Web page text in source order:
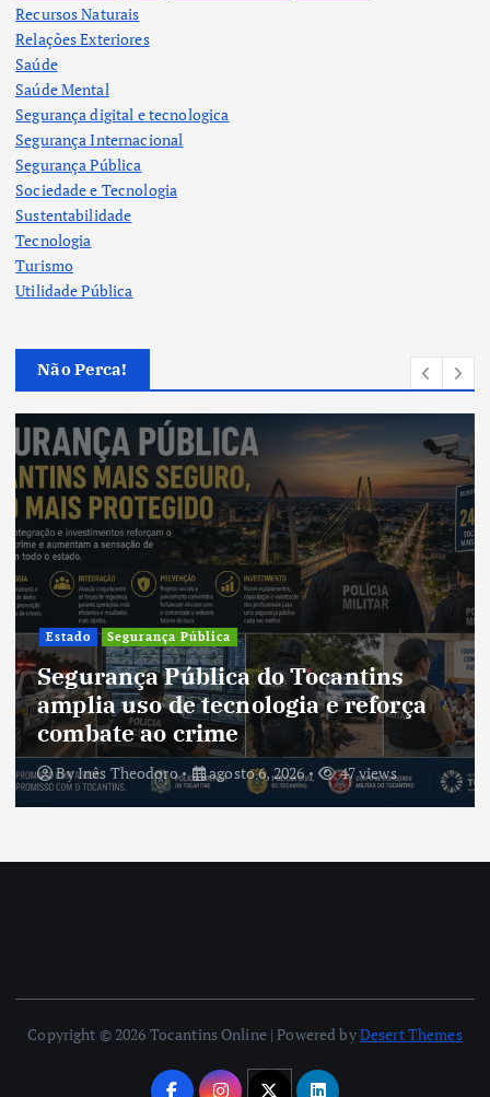
Recursos Naturais
Relações Exteriores
Saúde
Saúde Mental
Segurança digital e tecnologica
Segurança Internacional
Segurança Pública
Sociedade e Tecnologia
Sustentabilidade
Tecnologia
Turismo
Utilidade Pública
Não Perca!
Estado Segurança Pública
Segurança Pública do Tocantins
amplia uso de tecnologia e reforça
combate ao crime
ByInês Theodoro agosto 6, 2026 47 views
Copyright © 2026 Tocantins Online | Powered byDesert Themes